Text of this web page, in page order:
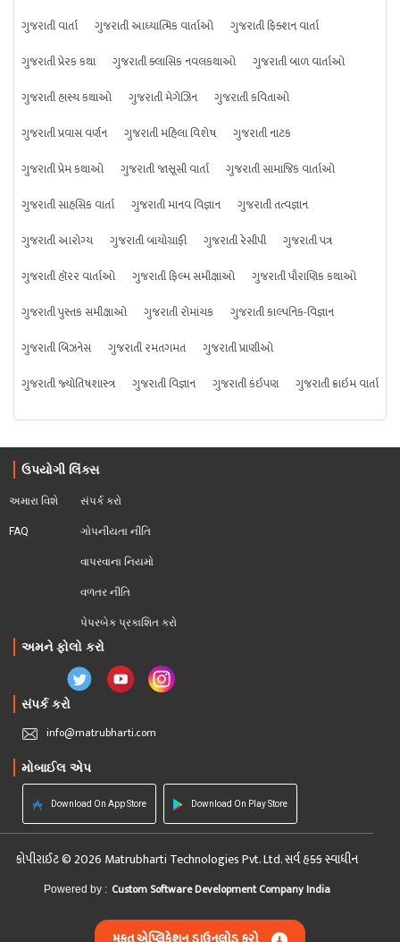
ગુજરાતી વાર્તા ગુજરાતી આધ્યાત્મિક વાર્તાઓ
ગુજરાતી ફિક્શન વાર્તા
ગુજરાતી પ્રેરક કથા
ગુજરાતી ક્લાસિક નવલકથાઓ
ગુજરાતી બાળ વાર્તાઓ
ગુજરાતી હાસ્ય કથાઓ
ગુજરાતી મેગેઝિન
ગુજરાતી કવિતાઓ
ગુજરાતી પ્રવાસ વર્ણન
ગુજરાતી મહિલા વિશેષ
ગુજરાતી નાટક
ગુજરાતી પ્રેમ કથાઓ
ગુજરાતી જાસૂસી વાર્તા
ગુજરાતી સામાજિક વાર્તાઓ
ગુજરાતી સાહસિક વાર્તા
ગુજરાતી માનવ વિજ્ઞાન
ગુજરાતી તત્વજ્ઞાન
ગુજરાતી આરોગ્ય
ગુજરાતી બાયોગ્રાફી ગુજરાતી રેસીપી
ગુજરાતી પત્ર
ગુજરાતી હૉરર વાર્તાઓ
ગુજરાતી ફિલ્મ સમીક્ષાઓ
ગુજરાતી પૌરાણિક કથાઓ
ગુજરાતી પુસ્તક સમીક્ષાઓ
ગુજરાતી રોમાંચક
ગુજરાતી કાલ્પનિક-વિજ્ઞાન
ગુજરાતી બિઝનેસ
ગુજરાતી રમતગમત
ગુજરાતી પ્રાણીઓ
ગુજરાતી જ્યોતિષશાસ્ત્ર
ગુજરાતી વિજ્ઞાન ગુજરાતી કંઈપણ ગુજરાતી ક્રાઇમ વાર્તા
ઉપયોગી લિંક્સ
અમારા વિશે
FAQ
સંપર્ક કરો
ગોપનીયતા નીતિ
વાપરવાના નિયમો
વળતર નીતિ
પેપરબેક પ્રકાશિત કરો
અમને ફોલો કરો
સંપર્ક કરો
info@matrubharti.com
મોબાઈલ એપ
Download On App Store Download On Play Store
કોપીરાઈટ © 2026 Matrubharti Technologies Pvt. Ltd. સર્વ હક્ક સ્વાધીન
Powered by : Custom Software Development Company India